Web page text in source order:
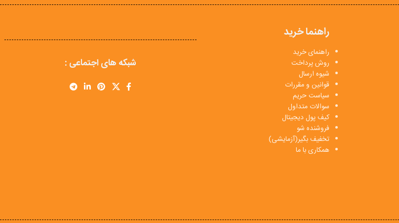
راهنما خرید
راهنمای خرید
روش پرداخت
شیوه ارسال
قوانین و مقررات
سیاست حریم
سوالات متداول
کیف پول دیجیتال
فروشنده شو
تخفیف بگیر(آزمایشی)
همکاری با ما
شبکه های اجتماعی :